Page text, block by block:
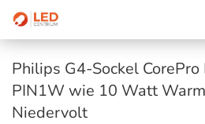
Philips G4-Sockel CorePro
PIN1W wie 10 Watt
Niedervolt